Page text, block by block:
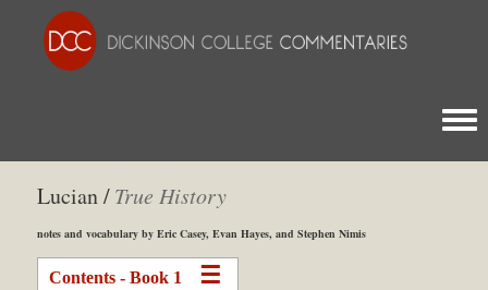
Lucian /True History
notes and vocabulary by Eric Casey, Evan Hayes, and Stephen Nimis
Contents - Book 1